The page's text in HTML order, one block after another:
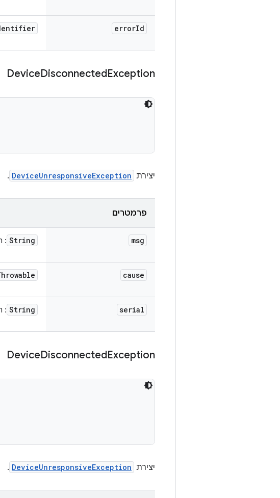
errorId
DeviceDisconnectedException
יצירת DeviceUnresponsiveException
.
פרמטרים
msg
String
:
cause
serial
String
:
DeviceDisconnectedException
יצירת DeviceUnresponsiveException
.